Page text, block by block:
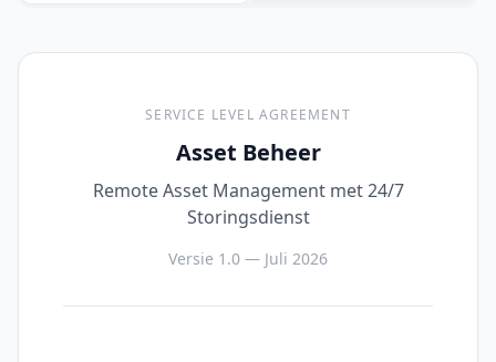
SERVICE LEVEL AGREEMENT
Asset Beheer
Remote Asset Management met 24/7
Storingsdienst
Versie 1.0 — Juli 2026